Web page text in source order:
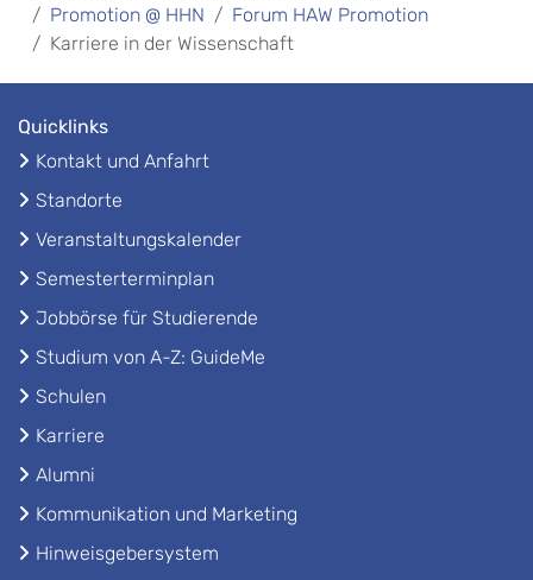
Promotion @ HHN
Forum HAW Promotion
Karriere in der Wissenschaft
Quicklinks
Kontakt und Anfahrt
Standorte
Veranstaltungskalender
Semesterterminplan
Jobbörse für Studierende
Studium von A-Z: GuideMe
Schulen
Karriere
Alumni
Kommunikation und Marketing
Hinweisgebersystem